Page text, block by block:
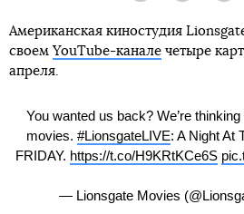
Американская киностудия
своем YouTube-канале четыре
апреля.
You wanted us back? We’re
movies. #LionsgateLIVE: A Night At
FRIDAY. https://t.co/H9KRtKCe6S
— Lionsgate Movies